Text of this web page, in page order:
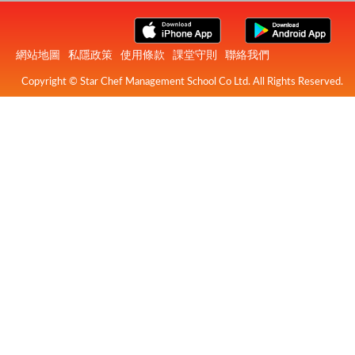
網站地圖 私隱政策 使用條款 課堂守則 聯絡我們
Copyright © Star Chef Management School Co Ltd. All Rights Reserved.